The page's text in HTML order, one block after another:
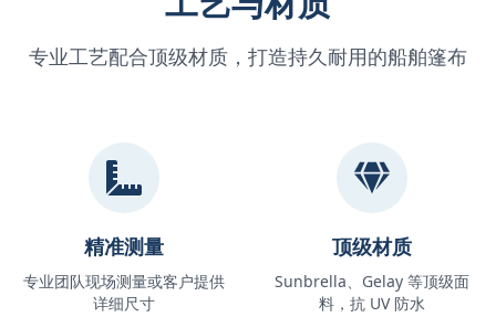
专业工艺配合顶级材质，打造持久耐用的船舶篷布
精准测量
专业团队现场测量或客户提供
详细尺寸
顶级材质
Sunbrella、Gelay 等顶级面
料，抗 UV 防水